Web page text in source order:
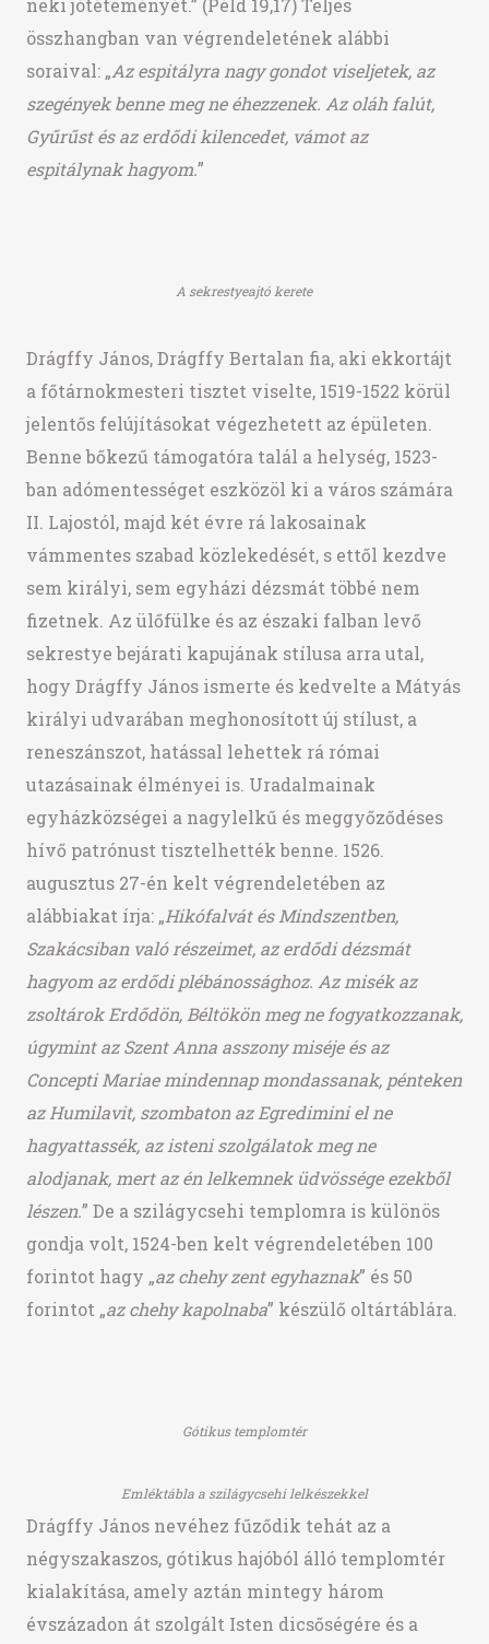
neki jótéteményét.” (Péld 19,17) Teljes
összhangban van végrendeletének alábbi
soraival: „Az espitályra nagy gondot viseljetek, az
szegények benne meg ne éhezzenek. Az oláh falút,
Gyűrűst és az erdődi kilencedet, vámot az
espitálynak hagyom.”
A sekrestyeajtó kerete
Drágffy János, Drágffy Bertalan fia, aki ekkortájt
a főtárnokmesteri tisztet viselte, 1519-1522 körül
jelentős felújításokat végezhetett az épületen.
Benne bőkezű támogatóra talál a helység, 1523-
ban adómentességet eszközöl ki a város számára
II. Lajostól, majd két évre rá lakosainak
vámmentes szabad közlekedését, s ettől kezdve
sem királyi, sem egyházi dézsmát többé nem
fizetnek. Az ülőfülke és az északi falban levő
sekrestye bejárati kapujának stílusa arra utal,
hogy Drágffy János ismerte és kedvelte a Mátyás
királyi udvarában meghonosított új stílust, a
reneszánszot, hatással lehettek rá római
utazásainak élményei is. Uradalmainak
egyházközségei a nagylelkű és meggyőződéses
hívő patrónust tisztelhették benne. 1526.
augusztus 27-én kelt végrendeletében az
alábbiakat írja: „Hikófalvát és Mindszentben,
Szakácsiban való részeimet, az erdődi dézsmát
hagyom az erdődi plébánossághoz. Az misék az
zsoltárok Erdődön, Béltökön meg ne fogyatkozzanak,
úgymint az Szent Anna asszony miséje és az
Concepti Mariae mindennap mondassanak, pénteken
az Humilavit, szombaton az Egredimini el ne
hagyattassék, az isteni szolgálatok meg ne
alodjanak, mert az én lelkemnek üdvössége ezekből
lészen.” De a szilágycsehi templomra is különös
gondja volt, 1524-ben kelt végrendeletében 100
forintot hagy „az chehy zent egyhaznak” és 50
forintot „az chehy kapolnaba” készülő oltártáblára.
Gótikus templomtér
Emléktábla a szilágycsehi lelkészekkel
Drágffy János nevéhez fűződik tehát az a
négyszakaszos, gótikus hajóból álló templomtér
kialakítása, amely aztán mintegy három
évszázadon át szolgált Isten dicsőségére és a